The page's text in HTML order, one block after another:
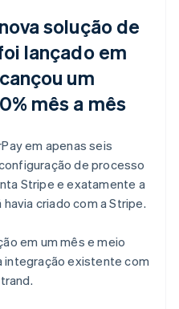
solução de
lançado em
um
mês a mês
em apenas seis
de processo
Stripe e exatamente a
criado com a Stripe.
em um mês e meio
integração existente com